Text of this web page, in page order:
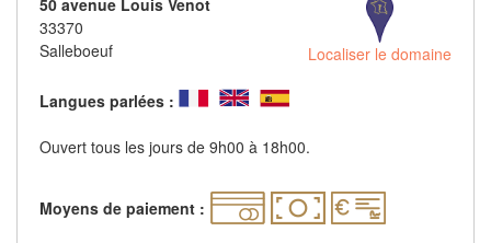
50 avenue Louis Venot
33370
Salleboeuf
Localiser le domaine
Langues parlées :
Ouvert tous les jours de 9h00 à 18h00.
Moyens de paiement :